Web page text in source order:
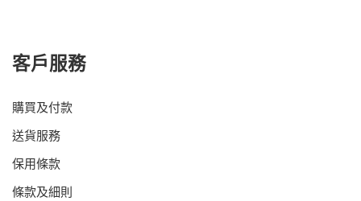
客戶服務
購買及付款
送貨服務
保用條款
條款及細則